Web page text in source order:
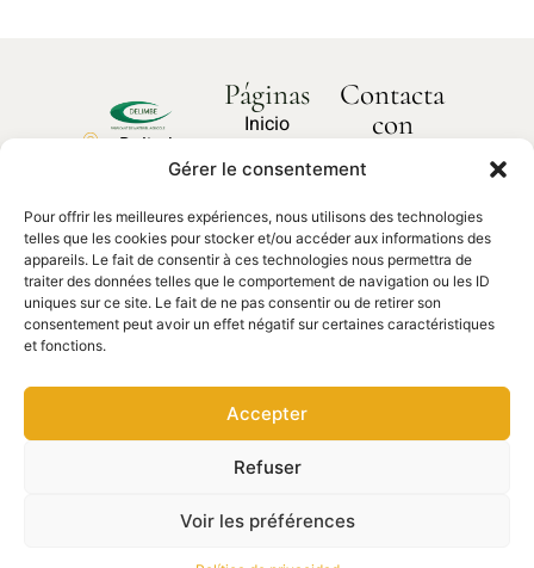
Gérer le consentement
Pour offrir les meilleures expériences, nous utilisons des technologies
telles que les cookies pour stocker et/ou accéder aux informations des
appareils. Le fait de consentir à ces technologies nous permettra de
traiter des données telles que le comportement de navigation ou les ID
uniques sur ce site. Le fait de ne pas consentir ou de retirer son
consentement peut avoir un effet négatif sur certaines caractéristiques
et fonctions.
Accepter
Refuser
Voir les préférences
Delimbe
Abbaye
Bonport
27340,
Pont de
l'Arche
27 62
contact@delimbe.com
Páginas
Inicio
Sobre
Nuestros
productos
Piezas de
recambio
Contacta
con
nosotros
¿Cómo
ayudarte?
Contacta
con
nosotros
Política de privacidad–
Derechos de autor © 2025
diseñado por Ocean